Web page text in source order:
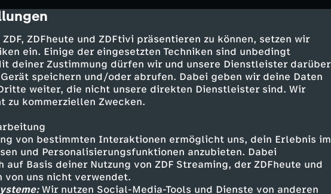
ZDFheute und ZDFtivi präsentieren zu können, setzen wir
ein. Einige der eingesetzten Techniken sind unbedingt
deiner Zustimmung dürfen wir und unsere Dienstleister darüber
speichern und/oder abrufen. Dabei geben wir deine Daten
weiter, die nicht unsere direkten Dienstleister sind. Wir
zu kommerziellen Zwecken.
von bestimmten Interaktionen ermöglicht uns, dein Erlebnis im
und Personalisierungsfunktionen anzubieten. Dabei
Basis deiner Nutzung von ZDF Streaming, der ZDFheute und
von uns nicht verwendet.
Wir nutzen Social-Media-Tools und Dienste von anderen
Pearson
Moore
K. Brown
Metz
Hartley
Watson
Thompson
Chavis